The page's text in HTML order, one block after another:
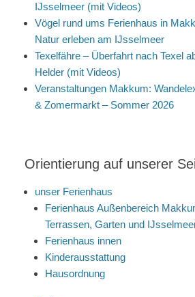
IJsselmeer (mit Videos)
Vögel rund ums Ferienhaus in
Natur erleben am IJsselmeer
Texelfähre – Überfahrt nach Texel
Helder (mit Videos)
Veranstaltungen Makkum:
& Zomermarkt – Sommer 2026
Orientierung auf unserer
unser Ferienhaus
Ferienhaus Außenbereich
Terrassen, Garten und
Ferienhaus innen
Kinderausstattung
Hausordnung